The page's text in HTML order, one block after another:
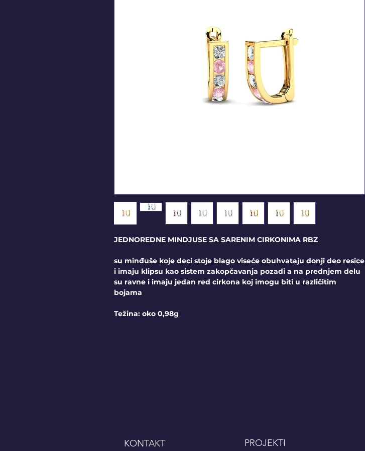
JEDNOREDNE MINDJUSE SA SARENIM CIRKONIMA RBZ
su minđuše koje deci stoje blago viseće obuhvataju donji deo resice
i imaju klipsu kao sistem zakopčavanja pozadi a na prednjem delu
su ravne i imaju jedan red cirkona koj imogu biti u različitim
bojama
Težina: oko 0,98g
KONTAKT PROJEKTI